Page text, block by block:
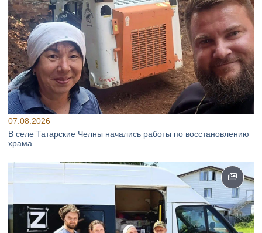
07.08.2026
В селе Татарские Челны начались работы по восстановлению
храма